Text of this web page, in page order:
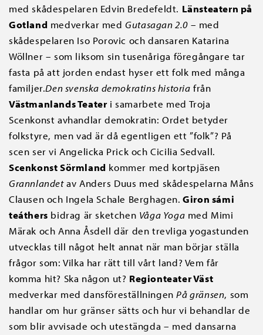
med skådespelaren Edvin Bredefeldt. Länsteatern på
Gotland medverkar medGutasagan 2.0 – med
skådespelaren Iso Porovic och dansaren Katarina
Wöllner – som liksom sin tusenåriga föregångare tar
fasta på att jorden endast hyser ett folk med många
familjer.Den svenska demokratins historia från
Västmanlands Teateri samarbete med Troja
Scenkonst avhandlar demokratin: Ordet betyder
folkstyre, men vad är då egentligen ett ”folk”? På
scen ser vi Angelicka Prick och Cicilia Sedvall.
Scenkonst Sörmland kommer med kortpjäsen
Grannlandetav Anders Duus med skådespelarna Måns
Clausen och Ingela Schale Berghagen. Giron sámi
teáthers bidrag är sketchen Våga Yoga med Mimi
Märak och Anna Åsdell där den trevliga yogastunden
utvecklas till något helt annat när man börjar ställa
frågor som: Vilka har rätt till vårt land? Vem får
komma hit? Ska någon ut? Regionteater Väst
medverkar med dansföreställningenPå gränsen, som
handlar om hur gränser sätts och hur vi behandlar de
som blir avvisade och utestängda – med dansarna